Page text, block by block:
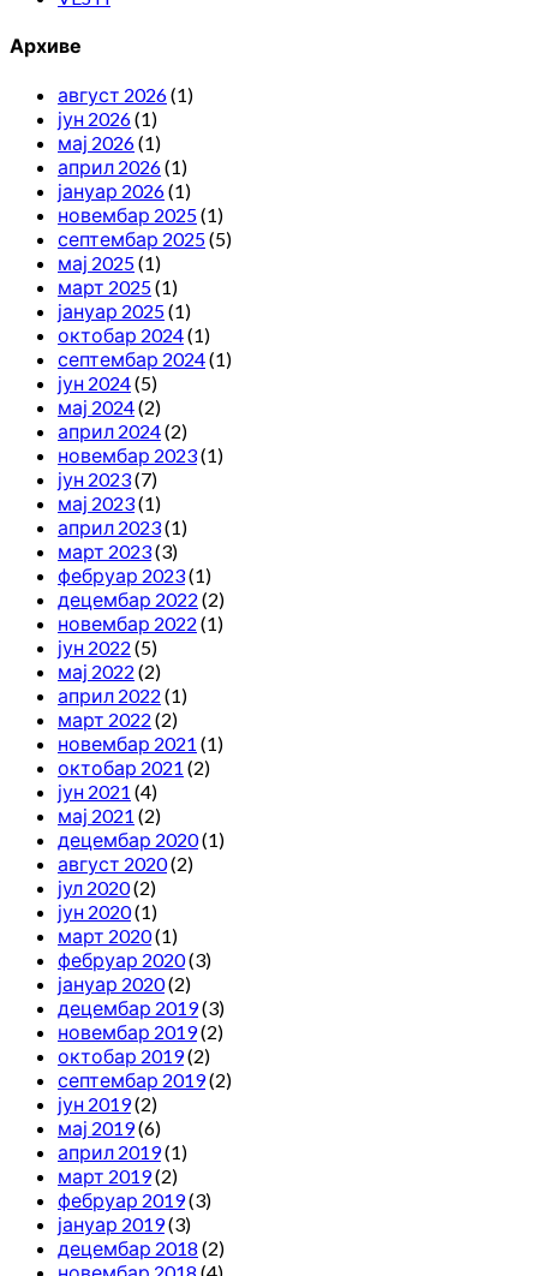
Архиве
август 2026(1)
јун 2026(1)
мај 2026(1)
април 2026(1)
јануар 2026(1)
новембар 2025(1)
септембар 2025(5)
мај 2025(1)
март 2025(1)
јануар 2025(1)
октобар 2024(1)
септембар 2024(1)
јун 2024(5)
мај 2024(2)
април 2024(2)
новембар 2023(1)
јун 2023(7)
мај 2023(1)
април 2023(1)
март 2023(3)
фебруар 2023(1)
децембар 2022 (2)
новембар 2022 (1)
јун 2022 (5)
мај 2022 (2)
април 2022 (1)
март 2022 (2)
новембар 2021 (1)
октобар 2021 (2)
јун 2021 (4)
мај 2021 (2)
децембар 2020(1)
август 2020(2)
јул 2020(2)
јун 2020(1)
март 2020(1)
фебруар 2020(3)
јануар 2020(2)
децембар 2019(3)
новембар 2019(2)
октобар 2019(2)
септембар 2019(2)
јун 2019(2)
мај 2019(6)
април 2019(1)
март 2019(2)
фебруар 2019(3)
јануар 2019(3)
децембар 2018 (2)